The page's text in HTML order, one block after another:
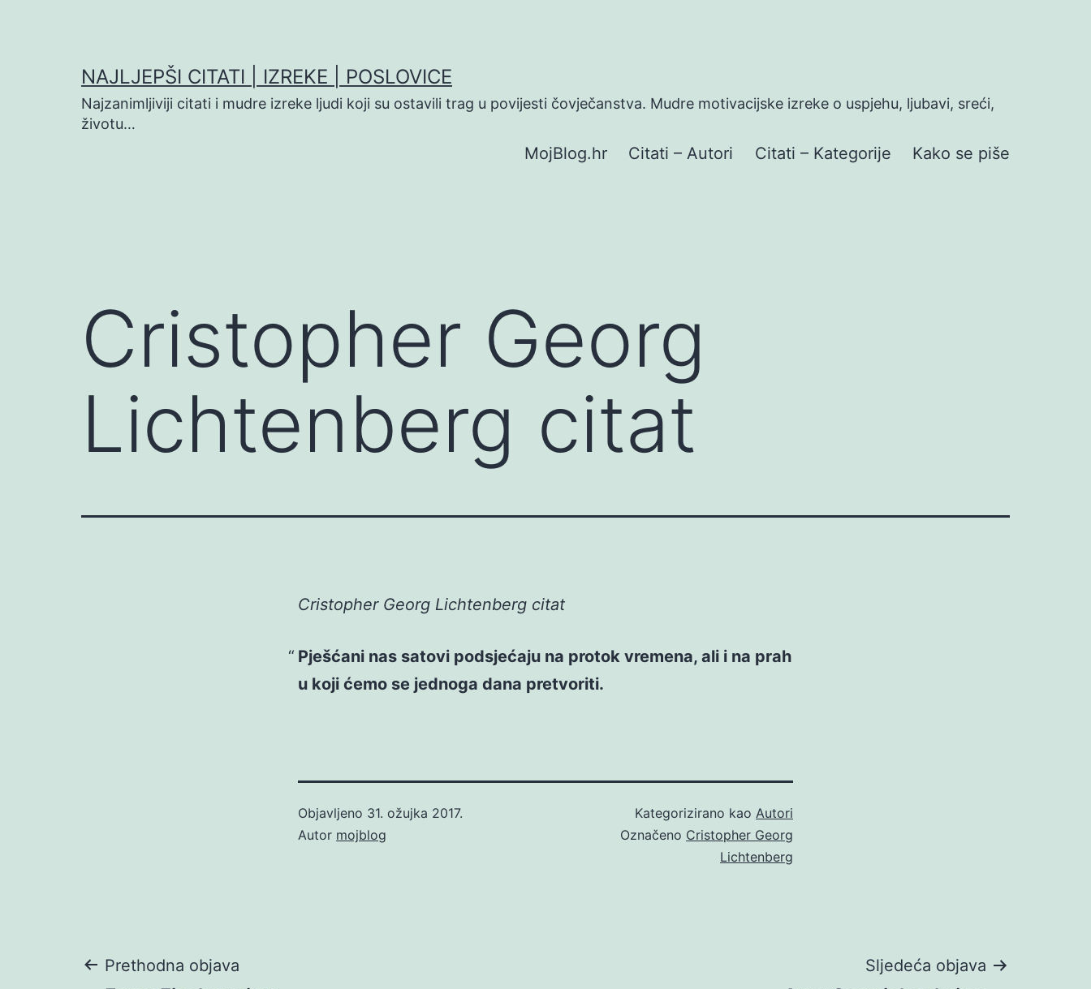
NAJLJEPŠI CITATI | IZREKE | POSLOVICE
Najzanimljiviji citati i mudre izreke ljudi koji su ostavili trag u povijesti čovječanstva. Mudre motivacijske izreke o uspjehu, ljubavi, sreći,
životu…
MojBlog.hr Citati – Autori Citati – Kategorije Kako se piše
Cristopher Georg
Lichtenberg citat
Cristopher Georg Lichtenberg citat
Pješćani nas satovi podsjećaju na protok vremena, ali i na prah
u koji ćemo se jednoga dana pretvoriti.
Objavljeno 31. ožujka 2017.
Autor mojblog
Kategorizirano kao Autori
Označeno Cristopher Georg
Lichtenberg
Navigacija
Prethodna objava Sljedeća objava